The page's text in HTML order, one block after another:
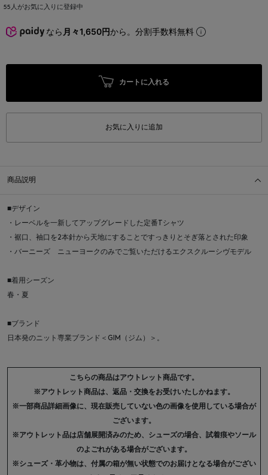
55 人がお気に入りに登録中
なら 月々1,650円から。分割手数料無料
カートに入れる
お気に入りに追加
商品説明
■デザイン
・レーベルを一新してアップグレードした定番Tシャツ
・裾口、袖口を2本針から天地にすることですっきりとそぎ落とされた印象
・バーニーズ ニューヨークのみでご覧いただけるエクスクルーシヴモデル
■着用シーズン
春・夏
■ブランド
日本発のニット専業ブランド＜GIM（ジム）＞。
こちらの商品はアウトレット商品です。
※アウトレット商品は、返品・交換をお受けいたしかねます。
※一部商品詳細画像に、現在販売していない色の画像を使用している場合が
ございます。
※アウトレット品は店舗展開済みのため、シューズの場合、試着痕やソール
のよごれがある場合がございます。
※シューズ・革小物は、付属の箱が無い状態でのお届けとなる場合がござい